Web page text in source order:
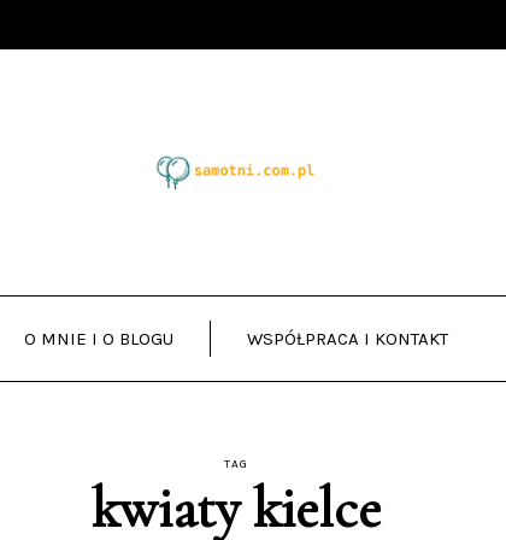
O MNIE I O BLOGU WSPÓŁPRACA I KONTAKT
TAG
kwiaty kielce